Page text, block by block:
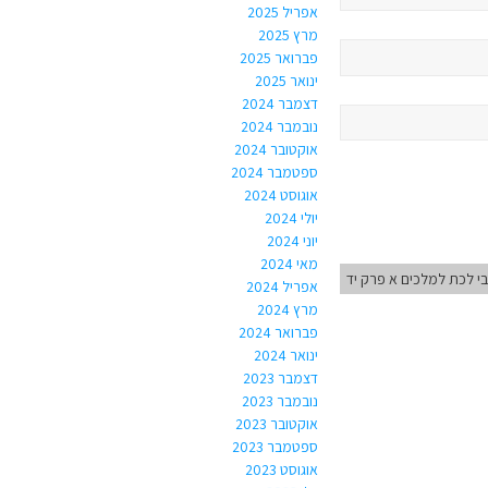
לכת למלכים א פרק יד
אפריל 2025
מרץ 2025
פברואר 2025
ינואר 2025
דצמבר 2024
נובמבר 2024
אוקטובר 2024
ספטמבר 2024
אוגוסט 2024
יולי 2024
יוני 2024
מאי 2024
אפריל 2024
מרץ 2024
פברואר 2024
ינואר 2024
דצמבר 2023
נובמבר 2023
אוקטובר 2023
ספטמבר 2023
אוגוסט 2023